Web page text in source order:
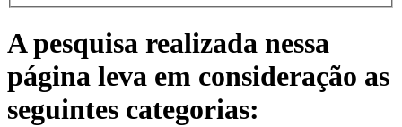
A pesquisa realizada nessa
página leva em consideração as
seguintes categorias: